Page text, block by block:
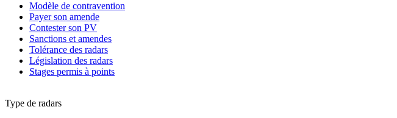
Modèle de contravention
Payer son amende
Contester son PV
Sanctions et amendes
Tolérance des radars
Législation des radars
Stages permis à points
Type de radars